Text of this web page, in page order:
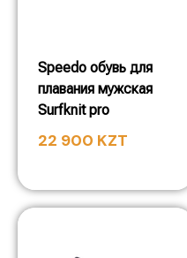
Speedo обувь для
плавания мужская
Surfknit pro
22 900 KZT